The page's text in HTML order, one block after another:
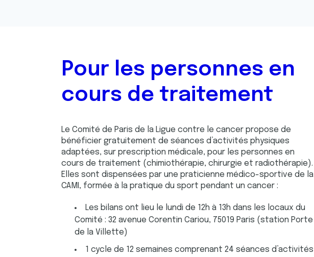
Pour les personnes en
cours de traitement
Le Comité de Paris de la Ligue contre le cancer propose de
bénéficier gratuitement de séances d’activités physiques
adaptées, sur prescription médicale, pour les personnes en
cours de traitement (chimiothérapie, chirurgie et radiothérapie).
Elles sont dispensées par une praticienne médico-sportive de la
CAMI, formée à la pratique du sport pendant un cancer :
Les bilans ont lieu le lundi de 12h à 13h dans les locaux du
Comité : 32 avenue Corentin Cariou, 75019 Paris (station Porte
de la Villette)
1 cycle de 12 semaines comprenant 24 séances d’activités